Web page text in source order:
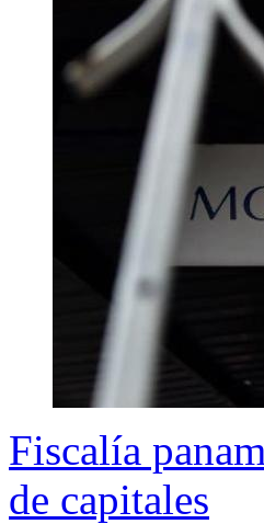
Fiscalía
de capitales